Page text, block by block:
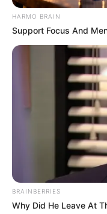
HARMO BRAIN
Support Focus And
BRAINBERRIES
Why Did He Leave At